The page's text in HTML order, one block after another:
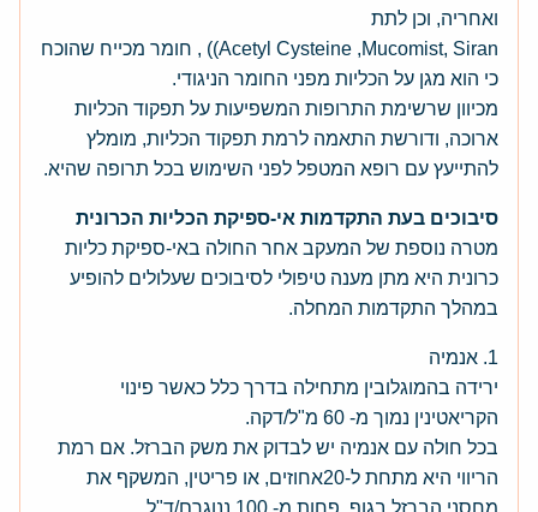
ואחריה, וכן לתת
Acetyl Cysteine ,Mucomist, Siran)) , חומר מכייח שהוכח
כי הוא מגן על הכליות מפני החומר הניגודי.
מכיוון שרשימת התרופות המשפיעות על תפקוד הכליות
ארוכה, ודורשת התאמה לרמת תפקוד הכליות, מומלץ
להתייעץ עם רופא המטפל לפני השימוש בכל תרופה שהיא.
סיבוכים בעת התקדמות אי-ספיקת הכליות הכרונית
מטרה נוספת של המעקב אחר החולה באי-ספיקת כליות
כרונית היא מתן מענה טיפולי לסיבוכים שעלולים להופיע
במהלך התקדמות המחלה.
1. אנמיה
ירידה בהמוגלובין מתחילה בדרך כלל כאשר פינוי
הקריאטינין נמוך מ- 60 מ"ל/דקה.
בכל חולה עם אנמיה יש לבדוק את משק הברזל. אם רמת
הריווי היא מתחת ל-20אחוזים, או פריטין, המשקף את
מחסני הברזל בגוף, פחות מ- 100 ננוגרם/ד"ל,